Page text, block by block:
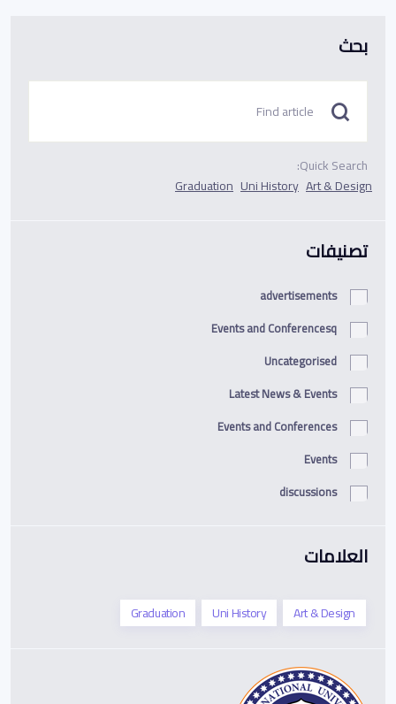
بحث
Quick Search:
Art & Design
Uni History
Graduation
تصنيفات
advertisements
Events and Conferencesq
Uncategorised
Latest News & Events
Events and Conferences
Events
discussions
العلامات
Art & Design
Uni History
Graduation